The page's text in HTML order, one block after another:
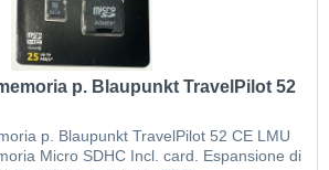
p. Blaupunkt TravelPilot 52
p. Blaupunkt TravelPilot 52 CE LMU
Micro SDHC Incl. card. Espansione di